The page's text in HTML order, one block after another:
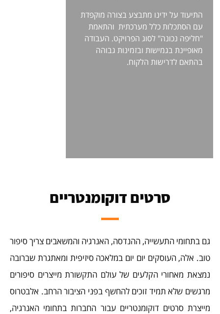
התיעוד על ידינו מתבצע בצורה מוקפדת
עם הסתכלות כלל מערכתית והתאמת
"חליפה נכונה" לסוג הפרויקט. העבודה
מאופיינת בגמישות ובזמינות גבוהה
בהתאם לדרישות הלקוח.
סרטים דוקומנטריים
גם בתחומי התעשייה, ההנדסה, האנרגיה והמשאבים צריך סיפור
טוב. אלה, העוסקים יום יום במלאכה סיזיפית ומאתגרת שברובה
נמצאת מאחורי הקלעים של עולם התקשורת מייצרים סיפורים
מרגשים שלא תמיד זוכים להחשף בפני הציבור הרחב. אלבטרוס
מייצרת סרטים דוקומנטריים עבור החברות בתחומי האנרגיה,